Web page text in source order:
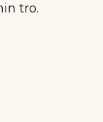
tro.